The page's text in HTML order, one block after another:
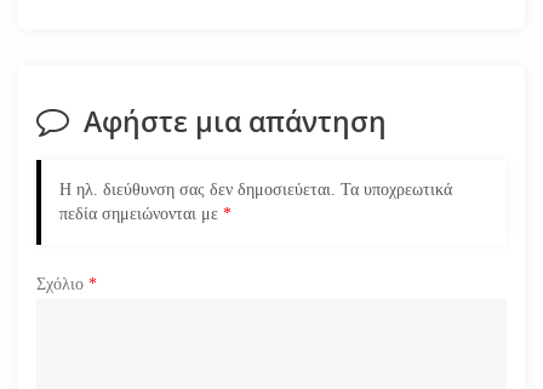
ά
θ
ρ
Αφήστε μια απάντηση
Η ηλ. διεύθυνση σας δεν δημοσιεύεται. Τα υποχρεωτικά
πεδία σημειώνονται με *
Σχόλιο *